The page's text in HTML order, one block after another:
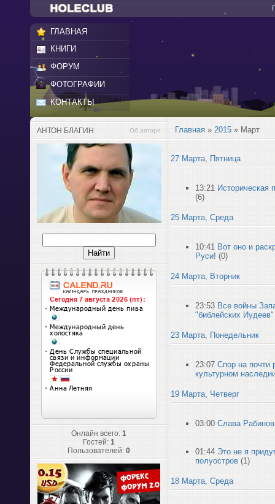
ГЛАВНАЯ
КНИГИ
ФОРУМ
ФОТОГРАФИИ
КОНТАКТЫ
АНТОН БЛАГИН Об авторе
Онлайн всего: 1
Гостей: 1
Пользователей: 0
Главная » 2015 » Март
27 Марта, Пятница
13:21 Историческая
(6)
25 Марта, Среда
10:41 Вот оно и
Руси! (0)
24 Марта, Вторник
23:53 Все войны
"библейских
23 Марта, Понедельник
23:07 Спор на почти
культурном
19 Марта, Четверг
03:00 Слава
01:44 Это не я
полуостров (1)
18 Марта, Среда